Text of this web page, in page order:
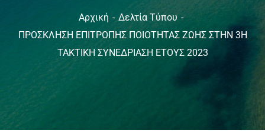
Αρχική
Δελτία Τύπου
ΠΡΟΣΚΛΗΣΗ ΕΠΙΤΡΟΠΗΣ ΠΟΙΟΤΗΤΑΣ ΖΩΗΣ ΣΤΗΝ 3Η
ΤΑΚΤΙΚΗ ΣΥΝΕΔΡΙΑΣΗ ΕΤΟΥΣ 2023